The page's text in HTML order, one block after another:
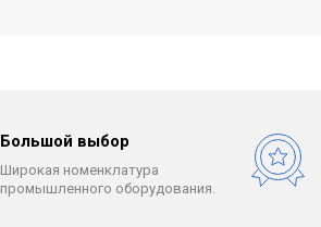
Большой выбор
Широкая номенклатура
промышленного оборудования.